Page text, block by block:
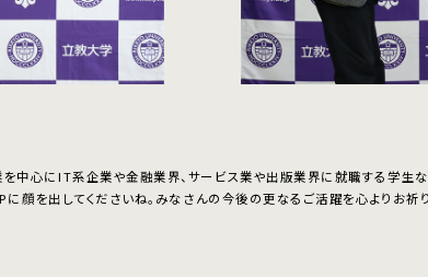
中心にIT系企業や金融業界、サービス業や出版業界に就職する学生
顔を出してくださいね。みなさんの今後の更なるご活躍を心よりお祈り